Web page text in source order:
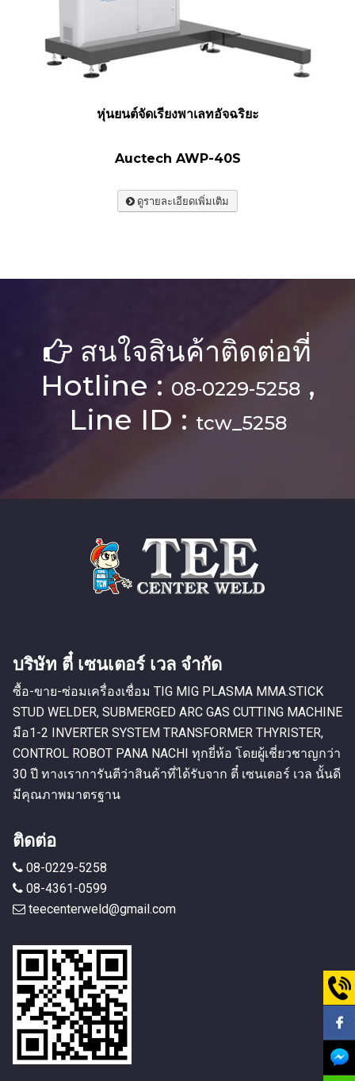
หุ่นยนต์จัดเรียงพาเลทอัจฉริยะ
Auctech AWP-40S
ดูรายละเอียดเพิ่มเติม
สนใจสินค้าติดต่อที่
Hotline : 08-0229-5258,
Line ID : tcw_5258
บริษัท ตี๋ เซนเตอร์ เวล จำกัด
ซื้อ-ขาย-ซ่อมเครื่องเชื่อม TIG MIG PLASMA MMA.STICK
STUD WELDER, SUBMERGED ARC GAS CUTTING MACHINE
มือ1-2 INVERTER SYSTEM TRANSFORMER THYRISTER,
CONTROL ROBOT PANA NACHI ทุกยี่ห้อ โดยผู้เชี่ยวชาญกว่า
30 ปี ทางเราการันตีว่าสินค้าที่ได้รับจาก ตี๋ เซนเตอร์ เวล นั้นดี
มีคุณภาพมาตรฐาน
ติดต่อ
08-0229-5258
08-4361-0599
teecenterweld@gmail.com